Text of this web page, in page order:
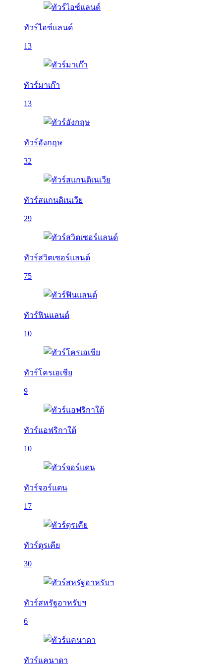
ทัวร์ไอซ์แลนด์
13
ทัวร์มาเก๊า
13
ทัวร์อังกฤษ
32
ทัวร์สแกนดิเนเวีย
29
ทัวร์สวิตเซอร์แลนด์
75
ทัวร์ฟินแลนด์
10
ทัวร์โครเอเชีย
9
ทัวร์แอฟริกาใต้
10
ทัวร์จอร์แดน
17
ทัวร์ตุรเคีย
30
ทัวร์สหรัฐอาหรับฯ
6
ทัวร์แคนาดา